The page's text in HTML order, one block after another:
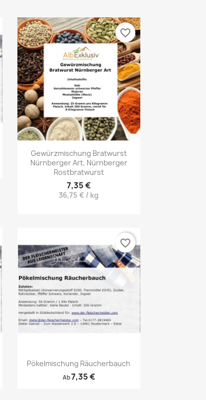
Vorschau
Gewürzmischung Bratwurst
Nürnberger Art, Nürnberger
Rostbratwurst
7,35 €
36,75 € / kg
favorite_border
Vorschau
Pökelmischung Räucherbauch
Ab7,35 €
favorite_border